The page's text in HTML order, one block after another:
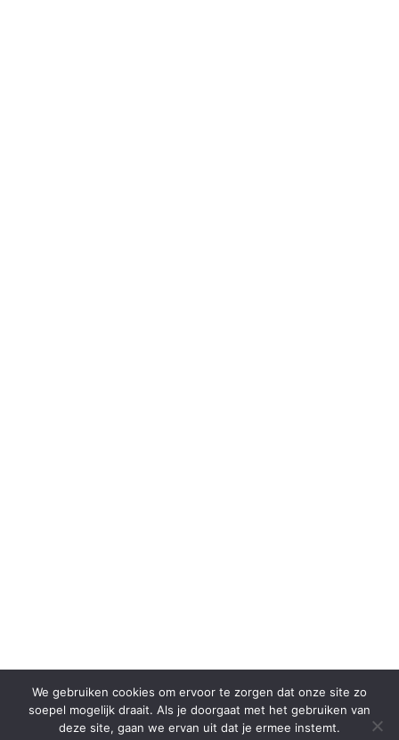
We gebruiken cookies om ervoor te zorgen dat onze site zo
soepel mogelijk draait. Als je doorgaat met het gebruiken van
deze site, gaan we ervan uit dat je ermee instemt.